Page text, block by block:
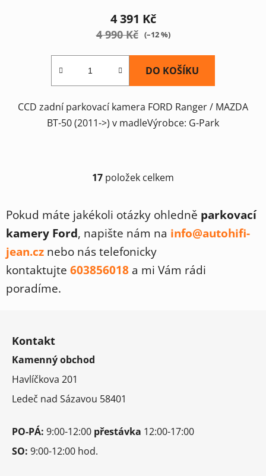
4 391 Kč
4 990 Kč (–12 %)
DO KOŠÍKU
CCD zadní parkovací kamera FORD Ranger / MAZDA
BT-50 (2011->) v madleVýrobce: G-Park
O
l
á
d
a
c
í
17 položek celkem
Pokud máte jakékoli otázky ohledně parkovací
kamery Ford, napište nám na info@autohifi-
jean.cz nebo nás telefonicky
kontaktujte 603856018 a mi Vám rádi
poradíme.
Kontakt
Kamenný obchod
Havlíčkova 201
Ledeč nad Sázavou 58401
PO-PÁ: 9:00-12:00 přestávka 12:00-17:00
SO: 9:00-12:00 hod.